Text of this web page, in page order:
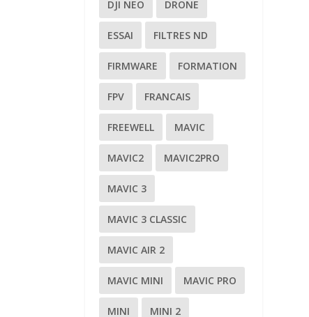
DJI NEO DRONE
ESSAI FILTRES ND
FIRMWARE FORMATION
FPV FRANCAIS
FREEWELL MAVIC
MAVIC2 MAVIC2PRO
MAVIC 3
MAVIC 3 CLASSIC
MAVIC AIR 2
MAVIC MINI MAVIC PRO
MINI MINI 2